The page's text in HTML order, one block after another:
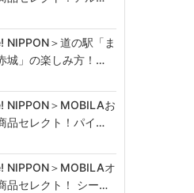
NIPPON＞道の駅「ま
城」の楽しみ方！…
NIPPON＞MOBILAお
品セレクト！パイ…
NIPPON＞MOBILAオ
品セレクト！ シー…